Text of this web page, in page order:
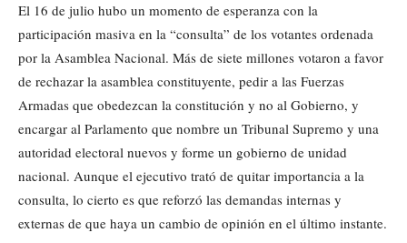
El 16 de julio hubo un momento de esperanza con la
participación masiva en la “consulta” de los votantes ordenada
por la Asamblea Nacional. Más de siete millones votaron a favor
de rechazar la asamblea constituyente, pedir a las Fuerzas
Armadas que obedezcan la constitución y no al Gobierno, y
encargar al Parlamento que nombre un Tribunal Supremo y una
autoridad electoral nuevos y forme un gobierno de unidad
nacional. Aunque el ejecutivo trató de quitar importancia a la
consulta, lo cierto es que reforzó las demandas internas y
externas de que haya un cambio de opinión en el último instante.